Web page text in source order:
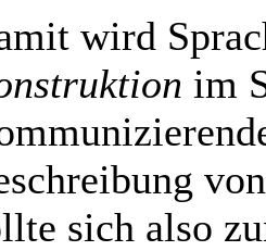
wird
im
sich also